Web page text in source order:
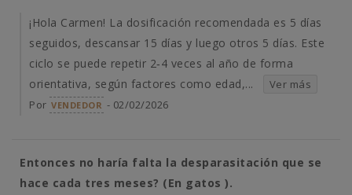
¡Hola Carmen! La dosificación recomendada es 5 días
seguidos, descansar 15 días y luego otros 5 días. Este
ciclo se puede repetir 2‑4 veces al año de forma
orientativa, según factores como edad,...
Ver más
Por VENDEDOR - 02/02/2026
Entonces no haría falta la desparasitación que se
hace cada tres meses? (En gatos ).